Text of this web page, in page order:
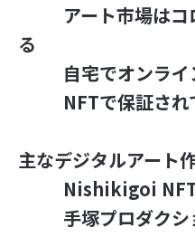
アート市場はコ
る
自宅でオンライ
NFTで保証され
主なデジタルアート
Nishikigoi
手塚プロダクシ